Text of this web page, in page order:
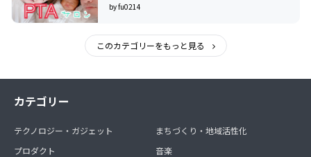
by fu0214
このカテゴリーをもっと見る
カテゴリー
テクノロジー・ガジェット
プロダクト
まちづくり・地域活性化
音楽